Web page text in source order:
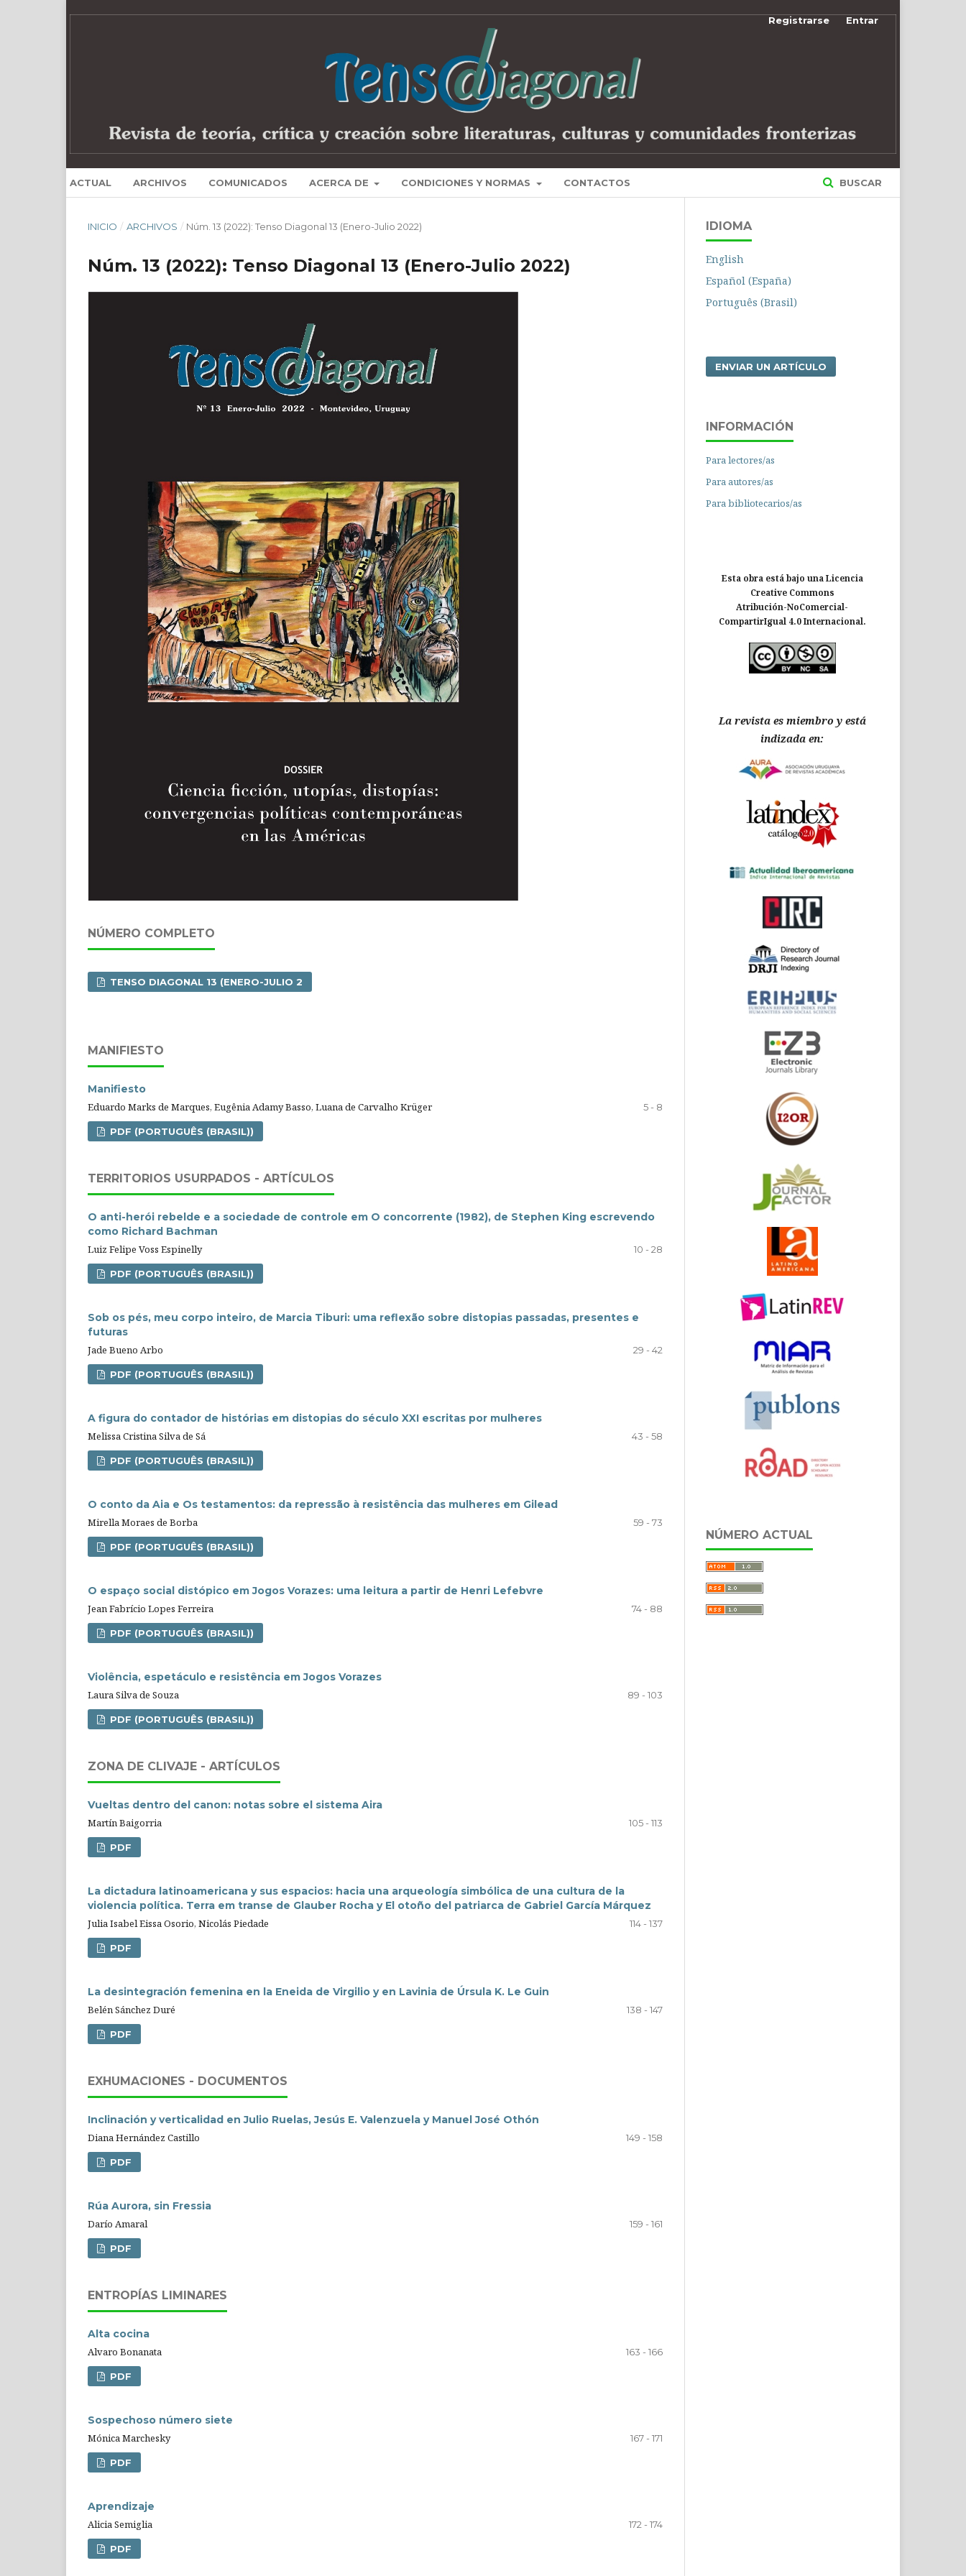
ACTUAL ARCHIVOS COMUNICADOS ACERCA DE CONDICIONES Y NORMAS CONTACTOS BUSCAR
Registrarse Entrar
INICIO / ARCHIVOS / Núm. 13 (2022): Tenso Diagonal 13 (Enero-Julio 2022)
Núm. 13 (2022): Tenso Diagonal 13 (Enero-Julio 2022)
NÚMERO COMPLETO
TENSO DIAGONAL 13 (ENERO-JULIO 2
MANIFIESTO
Manifiesto
Eduardo Marks de Marques, Eugênia Adamy Basso, Luana de Carvalho Krüger
5 - 8
PDF (PORTUGUÊS (BRASIL))
TERRITORIOS USURPADOS - ARTÍCULOS
O anti-herói rebelde e a sociedade de controle em O concorrente (1982), de Stephen King escrevendo
como Richard Bachman
Luiz Felipe Voss Espinelly
10 - 28
PDF (PORTUGUÊS (BRASIL))
Sob os pés, meu corpo inteiro, de Marcia Tiburi: uma reflexão sobre distopias passadas, presentes e
futuras
Jade Bueno Arbo
29 - 42
PDF (PORTUGUÊS (BRASIL))
A figura do contador de histórias em distopias do século XXI escritas por mulheres
Melissa Cristina Silva de Sá
43 - 58
PDF (PORTUGUÊS (BRASIL))
O conto da Aia e Os testamentos: da repressão à resistência das mulheres em Gilead
Mirella Moraes de Borba
59 - 73
PDF (PORTUGUÊS (BRASIL))
O espaço social distópico em Jogos Vorazes: uma leitura a partir de Henri Lefebvre
Jean Fabrício Lopes Ferreira
74 - 88
PDF (PORTUGUÊS (BRASIL))
Violência, espetáculo e resistência em Jogos Vorazes
Laura Silva de Souza
89 - 103
PDF (PORTUGUÊS (BRASIL))
ZONA DE CLIVAJE - ARTÍCULOS
Vueltas dentro del canon: notas sobre el sistema Aira
Martín Baigorria
105 - 113
PDF
La dictadura latinoamericana y sus espacios: hacia una arqueología simbólica de una cultura de la
violencia política. Terra em transe de Glauber Rocha y El otoño del patriarca de Gabriel García Márquez
Julia Isabel Eissa Osorio, Nicolás Piedade
114 - 137
PDF
La desintegración femenina en la Eneida de Virgilio y en Lavinia de Úrsula K. Le Guin
Belén Sánchez Duré
138 - 147
PDF
EXHUMACIONES - DOCUMENTOS
Inclinación y verticalidad en Julio Ruelas, Jesús E. Valenzuela y Manuel José Othón
Diana Hernández Castillo
149 - 158
PDF
Rúa Aurora, sin Fressia
Darío Amaral
159 - 161
PDF
ENTROPÍAS LIMINARES
Alta cocina
Alvaro Bonanata
163 - 166
PDF
Sospechoso número siete
Mónica Marchesky
167 - 171
PDF
Aprendizaje
Alicia Semiglia
172 - 174
PDF
IDIOMA
English
Español (España)
Português (Brasil)
ENVIAR UN ARTÍCULO
INFORMACIÓN
Para lectores/as
Para autores/as
Para bibliotecarios/as
Esta obra está bajo una Licencia
Creative Commons
Atribución-NoComercial-
CompartirIgual 4.0 Internacional.
La revista es miembro y está
indizada en:
NÚMERO ACTUAL